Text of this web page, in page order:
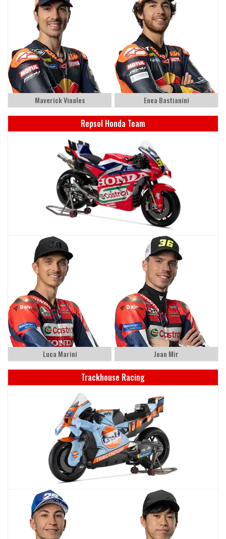
Maverick Vinales Enea Bastianini
Repsol Honda Team
Luca Marini Joan Mir
Trackhouse Racing